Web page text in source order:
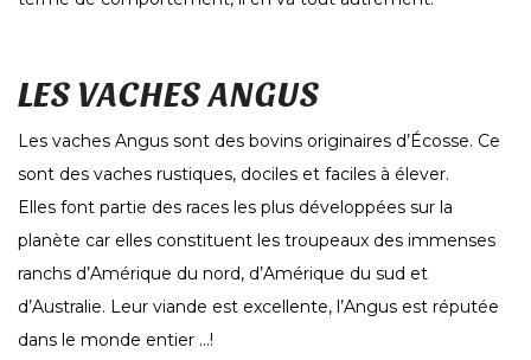
LES VACHES ANGUS
Les vaches Angus sont des bovins originaires d’Écosse. Ce
sont des vaches rustiques, dociles et faciles à élever.
Elles font partie des races les plus développées sur la
planète car elles constituent les troupeaux des immenses
ranchs d’Amérique du nord, d’Amérique du sud et
d’Australie. Leur viande est excellente, l’Angus est réputée
dans le monde entier …!